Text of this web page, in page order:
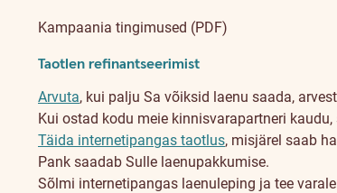
Kampaania tingimused (PDF)
Taotlen refinantseerimist
Arvuta, kui palju Sa võiksid laenu saada,
Kui ostad kodu meie kinnisvarapartneri
Täida internetipangas taotlus, misjärel saab
Pank saadab Sulle laenupakkumise.
Sõlmi internetipangas laenuleping ja tee